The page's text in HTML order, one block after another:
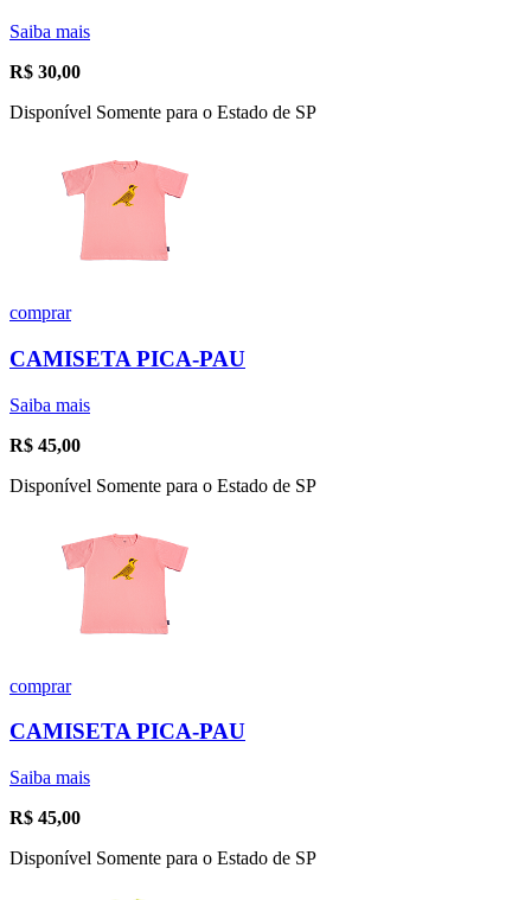
Saiba mais
R$ 30,00
Disponível Somente para o Estado de SP
comprar
CAMISETA PICA-PAU
Saiba mais
R$ 45,00
Disponível Somente para o Estado de SP
comprar
CAMISETA PICA-PAU
Saiba mais
R$ 45,00
Disponível Somente para o Estado de SP